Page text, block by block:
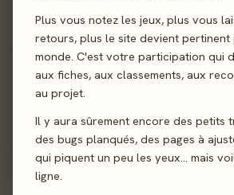
Plus vous notez les jeux, plus vous
retours, plus le site devient
monde. C'est votre participation qui
aux fiches, aux classements, aux
au projet.
Il y aura sûrement encore des petits
des bugs planqués, des pages à
qui piquent un peu les yeux… mais
ligne.
doubler (ou briser le double avec une
joker. Un joueur qui ne peut pas jouer
cerceau et est éliminé du tour. Lorsqu'il
seul joueur, ou lorsqu'un joueur s'est
ce tour. Le premier joueur à atteindre